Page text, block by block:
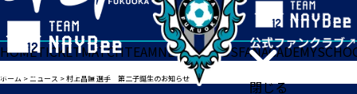
閉じる
HOMETICKETMATCHTEAMNEWSGOODSFANACADEMY
ホーム >ニュース >村上昌謙 選手 第二子誕生のお知らせ